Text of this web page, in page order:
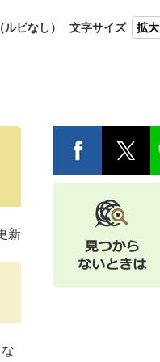
ルビなし） 文字サイズ 拡大
新